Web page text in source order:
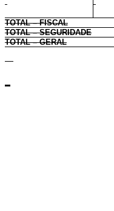
TOTAL – FISCAL
TOTAL – SEGURIDADE
TOTAL – GERAL